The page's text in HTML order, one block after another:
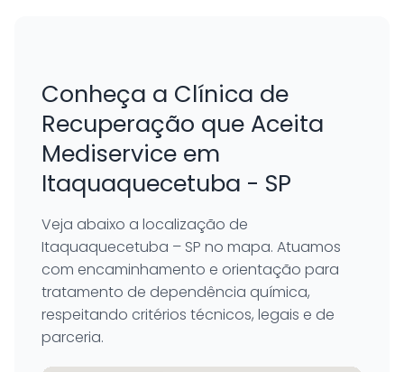
Conheça a Clínica de
Recuperação que Aceita
Mediservice em
Itaquaquecetuba - SP
Veja abaixo a localização de
Itaquaquecetuba – SP no mapa. Atuamos
com encaminhamento e orientação para
tratamento de dependência química,
respeitando critérios técnicos, legais e de
parceria.